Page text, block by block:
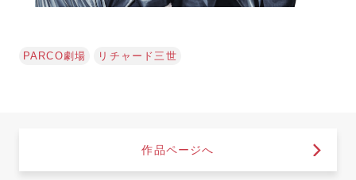
PARCO劇場 リチャード三世
作品ページへ